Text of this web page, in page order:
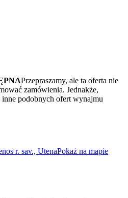
Przepraszamy, ale ta oferta nie
zamówienia. Jednakże,
podobnych ofert wynajmu
r. sav., UtenaPokaż na mapie